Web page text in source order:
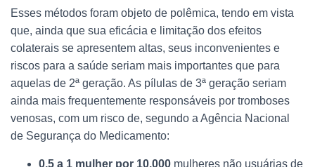
Esses métodos foram objeto de polêmica, tendo em vista
que, ainda que sua eficácia e limitação dos efeitos
colaterais se apresentem altas, seus inconvenientes e
riscos para a saúde seriam mais importantes que para
aquelas de 2ª geração. As pílulas de 3ª geração seriam
ainda mais frequentemente responsáveis por tromboses
venosas, com um risco de, segundo a Agência Nacional
de Segurança do Medicamento:
0,5 a 1 mulher por 10.000 mulheres não usuárias de